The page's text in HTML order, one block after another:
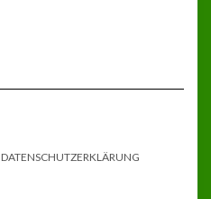
DATENSCHUTZERKLÄRUNG